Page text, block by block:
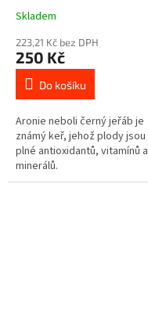
Hugin) - 110 cm
Skladem
223,21 Kč bez DPH
250 Kč
Do košíku
Aronie neboli černý jeřáb je
známý keř, jehož plody jsou
plné antioxidantů, vitamínů a
minerálů.